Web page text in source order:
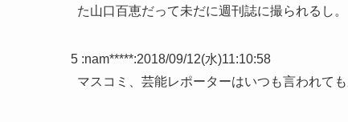
た山口百恵だって未だに週刊誌に撮られるし。
5 :nam*****:2018/09/12(水)11:10:58
マスコミ、芸能レポーターはいつも言われて